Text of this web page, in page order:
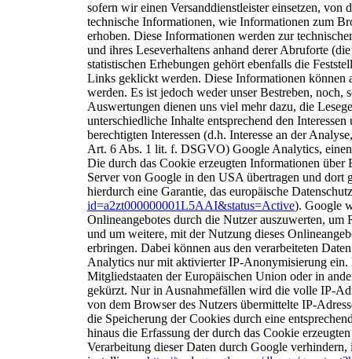
sofern wir einen Versanddienstleister einsetzen,
technische Informationen, wie Informationen zum
erhoben. Diese Informationen werden zur
und ihres Leseverhaltens anhand derer Abruforte
statistischen Erhebungen gehört ebenfalls die
Links geklickt werden. Diese Informationen können
werden. Es ist jedoch weder unser Bestreben, noch,
Auswertungen dienen uns viel mehr dazu, die
unterschiedliche Inhalte entsprechend den
berechtigten Interessen (d.h. Interesse an der
Art. 6 Abs. 1 lit. f. DSGVO) Google Analytics,
Die durch das Cookie erzeugten Informationen über
Server von Google in den USA übertragen und dort
hierdurch eine Garantie, das europäische
id=a2zt000000001L5AAI&status=Active). Google
Onlineangebotes durch die Nutzer auszuwerten, um
und um weitere, mit der Nutzung dieses
erbringen. Dabei können aus den verarbeiteten
Analytics nur mit aktivierter IP-Anonymisierung
Mitgliedstaaten der Europäischen Union oder in
gekürzt. Nur in Ausnahmefällen wird die volle IP-
von dem Browser des Nutzers übermittelte IP-
die Speicherung der Cookies durch eine
hinaus die Erfassung der durch das Cookie
Verarbeitung dieser Daten durch Google